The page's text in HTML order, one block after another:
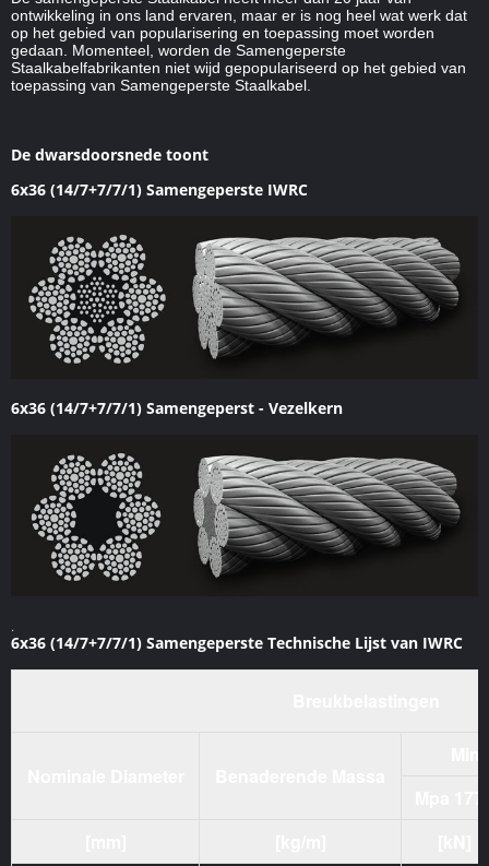
ontwikkeling in ons land ervaren, maar er is nog heel wat werk dat
op het gebied van popularisering en toepassing moet worden
gedaan. Momenteel, worden de Samengeperste
Staalkabelfabrikanten niet wijd gepopulariseerd op het gebied van
toepassing van Samengeperste Staalkabel.
De dwarsdoorsnede toont
6x36 (14/7+7/7/1) Samengeperste IWRC
6x36 (14/7+7/7/1) Samengeperst - Vezelkern
.
6x36 (14/7+7/7/1) Samengeperste Technische Lijst van IWRC